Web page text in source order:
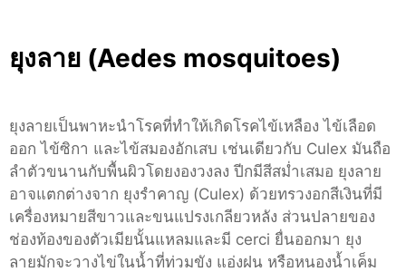
ยุงลาย (Aedes mosquitoes)
ยุงลายเป็นพาหะนำโรคที่ทำให้เกิดโรคไข้เหลือง ไข้เลือด
ออก ไข้ซิกา และไข้สมองอักเสบ เช่นเดียวกับ Culex มันถือ
ลำตัวขนานกับพื้นผิวโดยงองวงลง ปีกมีสีสม่ำเสมอ ยุงลาย
อาจแตกต่างจาก ยุงรำคาญ (Culex) ด้วยทรวงอกสีเงินที่มี
เครื่องหมายสีขาวและขนแปรงเกลียวหลัง ส่วนปลายของ
ช่องท้องของตัวเมียนั้นแหลมและมี cerci ยื่นออกมา ยุง
ลายมักจะวางไข่ในน้ำที่ท่วมขัง แอ่งฝน หรือหนองน้ำเค็ม